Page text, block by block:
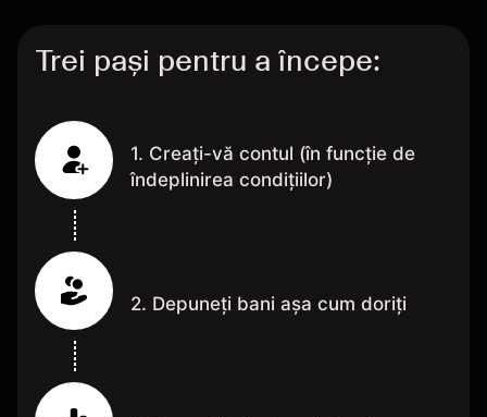
Trei pași pentru a începe:
1. Creați-vă contul (în funcție de
îndeplinirea condițiilor)
2. Depuneți bani așa cum doriți